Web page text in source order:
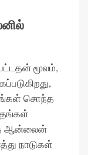
மூலம்,
சொந்த
தங்கள்
ஆன்லைன்
நாடுகள்